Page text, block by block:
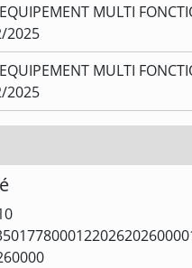
MULTI
2025
MULTI
2025